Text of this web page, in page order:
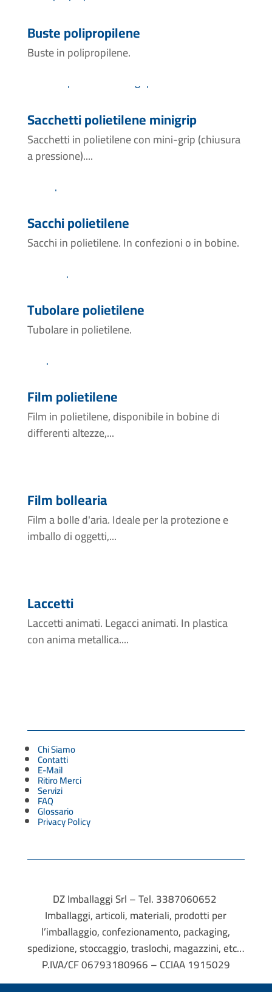
Buste polipropilene
Buste in polipropilene.
Sacchetti polietilene minigrip
Sacchetti in polietilene con mini-grip (chiusura
a pressione)....
Sacchi polietilene
Sacchi in polietilene. In confezioni o in bobine.
Tubolare polietilene
Tubolare in polietilene.
Film polietilene
Film in polietilene, disponibile in bobine di
differenti altezze,...
Film bollearia
Film a bolle d'aria. Ideale per la protezione e
imballo di oggetti,...
Laccetti
Laccetti animati. Legacci animati. In plastica
con anima metallica....
Chi Siamo
Contatti
E-Mail
Ritiro Merci
Servizi
FAQ
Glossario
Privacy Policy
DZ Imballaggi Srl – Tel. 3387060652
Imballaggi, articoli, materiali, prodotti per
l’imballaggio, confezionamento, packaging,
spedizione, stoccaggio, traslochi, magazzini, etc…
P.IVA/CF 06793180966 – CCIAA 1915029